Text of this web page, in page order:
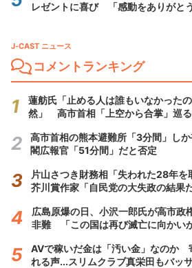
レゼントに喜び 「感動をありがと
J-CAST ニュース
コメントランキング
蓮舫氏「止める人は誰もいなかった
然」 高市首相「上空から合掌」巡
高市首相の熊本避難所「3分間」し
閣広報官「51分間」だと否定
片山さつき財務相「失われた28年
芥川賞作家「自民党の大失政の結果
広島原爆の日、小沢一郎氏が高市政
非難 「この国は再び滅亡に向かい
AVで稼いだ金は「汚い金」なのか
れる声...スリムクラブ真栄田もバッ